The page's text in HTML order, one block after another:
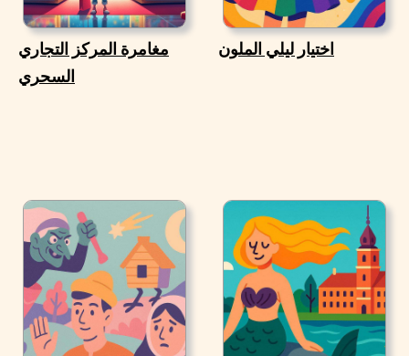
مغامرة المركز التجاري
السحري
اختيار ليلي الملون